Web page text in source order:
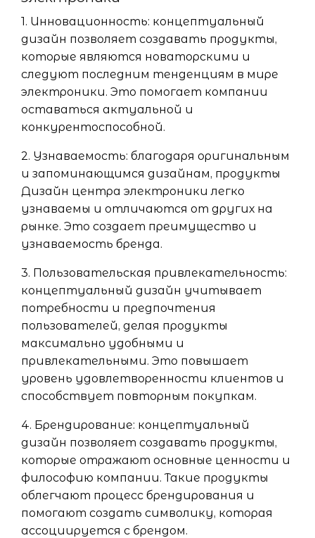
1. Инновационность: концептуальный
дизайн позволяет создавать продукты,
которые являются новаторскими и
следуют последним тенденциям в мире
электроники. Это помогает компании
оставаться актуальной и
конкурентоспособной.
2. Узнаваемость: благодаря оригинальным
и запоминающимся дизайнам, продукты
Дизайн центра электроники легко
узнаваемы и отличаются от других на
рынке. Это создает преимущество и
узнаваемость бренда.
3. Пользовательская привлекательность:
концептуальный дизайн учитывает
потребности и предпочтения
пользователей, делая продукты
максимально удобными и
привлекательными. Это повышает
уровень удовлетворенности клиентов и
способствует повторным покупкам.
4. Брендирование: концептуальный
дизайн позволяет создавать продукты,
которые отражают основные ценности и
философию компании. Такие продукты
облегчают процесс брендирования и
помогают создать символику, которая
ассоциируется с брендом.